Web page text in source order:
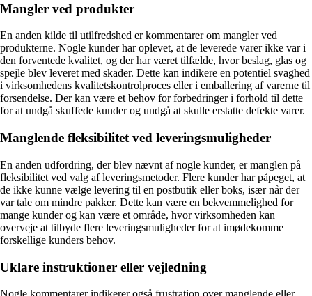
Mangler ved produkter
En anden kilde til utilfredshed er kommentarer om mangler ved
produkterne. Nogle kunder har oplevet, at de leverede varer ikke var i
den forventede kvalitet, og der har været tilfælde, hvor beslag, glas og
spejle blev leveret med skader. Dette kan indikere en potentiel svaghed
i virksomhedens kvalitetskontrolproces eller i emballering af varerne til
forsendelse. Der kan være et behov for forbedringer i forhold til dette
for at undgå skuffede kunder og undgå at skulle erstatte defekte varer.
Manglende fleksibilitet ved leveringsmuligheder
En anden udfordring, der blev nævnt af nogle kunder, er manglen på
fleksibilitet ved valg af leveringsmetoder. Flere kunder har påpeget, at
de ikke kunne vælge levering til en postbutik eller boks, især når der
var tale om mindre pakker. Dette kan være en bekvemmelighed for
mange kunder og kan være et område, hvor virksomheden kan
overveje at tilbyde flere leveringsmuligheder for at imødekomme
forskellige kunders behov.
Uklare instruktioner eller vejledning